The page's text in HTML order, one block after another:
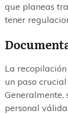
que planeas
tener
La
un paso
personal